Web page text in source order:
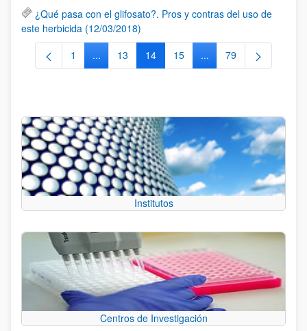
¿Qué pasa con el glifosato?. Pros y contras del uso de
este herbicida (12/03/2018)
Página
1 ...Páginas intermedias Use TAB para desplazarse.
Página
13 Página
14 Página
15 ...Páginas intermedias
Página
79
Institutos
Centros de Investigación